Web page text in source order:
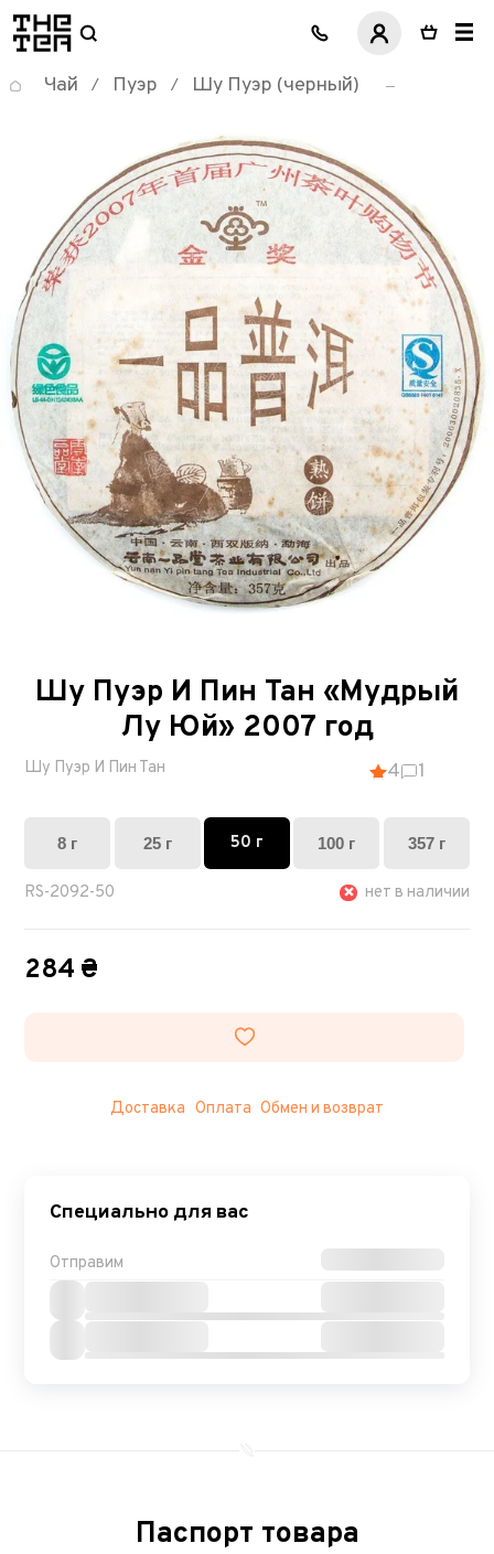
логотип
Чай / Пуэр / Шу Пуэр (черный)
Шу Пуэр И Пин Тан «Мудрый
Лу Юй» 2007 год
Шу Пуэр И Пин Тан 4 1
8 г 25 г 50 г 100 г 357 г
RS-2092-50 нет в наличии
284 ₴
Доставка Оплата Обмен и возврат
Специально для вас
Отправим
Паспорт товара